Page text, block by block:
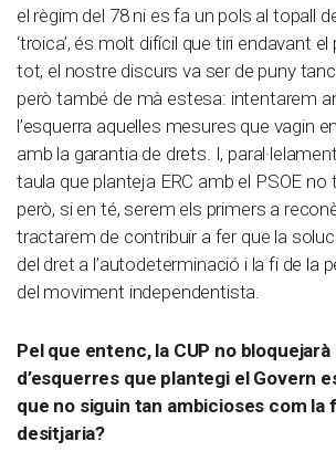
el règim del 78 ni es fa un pols al topall
‘troica’, és molt difícil que tiri endavant
tot, el nostre discurs va ser de puny
però també de mà estesa: intentarem
l’esquerra aquelles mesures que vagin
amb la garantia de drets. I,
taula que planteja ERC amb el PSOE no
però, si en té, serem els primers a
tractarem de contribuir a fer que la
del dret a l’autodeterminació i la fi de la
del moviment independentista.
Pel que entenc, la CUP no
d’esquerres que plantegi el Govern
que no siguin tan ambicioses com la
desitjaria?